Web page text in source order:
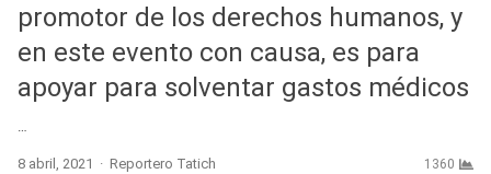
promotor de los derechos humanos, y
en este evento con causa, es para
apoyar para solventar gastos médicos
…
8 abril, 2021 Author
Reportero Tatich 1360